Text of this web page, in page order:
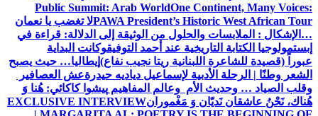
Public Summit: Arab WorldOne Continent, Many Voices:
PAWA President’s Historic West African Tourلا تغضب يا نعمان
…الإشكال : الملابسات والحلول من الوثيقة إلى الدلالة: قراءة في
إبستمولوجيا الكتابة التاريخية عند أحمد التوفيقوكانت البداية
عبوراً (قصيدة للشاعرة اللبنانية ريتا نجيب نفاع) إيطاليا… حيث يصبح
الشعر وطنًا | الرحلة الأدبية لإسماعيل دياديه حيدرةعش العصافير
وقلب الصياد … وحديث الأم وعالم المفاهيم پیشوا کاکائي: هُنا وَ
هُناك، نَحْنُ عاشقان نَديّان وَ مَغْمورانEXCLUSIVE INTERVIEW